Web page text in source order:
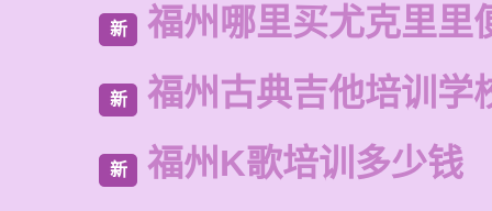
新 福州哪里买尤克里里
新 福州古典吉他培训学
新 福州K歌培训多少钱